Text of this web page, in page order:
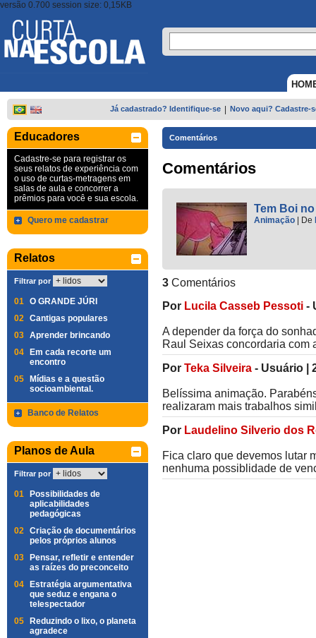
versão 0.700 session size: 0,15KB
Já cadastrado? Identifique-se Novo aqui? Cadastre-
Educadores
Cadastre-se para registrar os
seus relatos de experiência com
o uso de curtas-metragens em
salas de aula e concorrer a
prêmios para você e sua escola.
Quero me cadastrar
Relatos
Filtrar por
01 O GRANDE JÚRI
02 Cantigas populares
03 Aprender brincando
04
Em cada recorte um
encontro
05
Mídias e a questão
socioambiental.
Banco de Relatos
Planos de Aula
Filtrar por
01
Possibilidades de
aplicabilidades
pedagógicas
02 Criação de documentários
pelos próprios alunos
03
Pensar, refletir e entender
as raízes do preconceito
04
Estratégia argumentativa
que seduz e engana o
telespectador
05
Reduzindo o lixo, o planeta
agradece
Comentários
Comentários
Tem Boi
Animação De
3 Comentários
Por Lucila Casseb Pessoti -
A depender da força do
Raul Seixas concordaria com
Por Teka Silveira - Usuário
Belíssima animação.
realizaram mais trabalhos
Por Laudelino Silverio dos
Fica claro que devemos lutar
nenhuma possiblidade de